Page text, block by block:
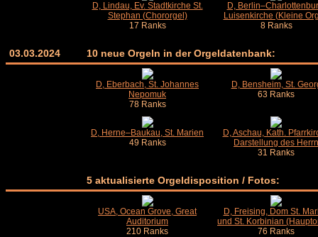
D, Lindau, Ev. Stadtkirche St.
Stephan (Chororgel)
17 Ranks
D,
Luisenkirche (Kleine
8 Ranks
03.03.2024 10 neue Orgeln in der Orgeldatenbank:
D, Eberbach, St. Johannes
Nepomuk
78 Ranks
D, Bensheim, St.
63 Ranks
D, Herne–Baukau, St. Marien
49 Ranks
D, Aschau, Kath.
Darstellung des Herrn
31 Ranks
5 aktualisierte Orgeldisposition / Fotos:
USA, Ocean Grove, Great
Auditorium
210 Ranks
D, Freising, Dom St.
und St. Korbinian
76 Ranks